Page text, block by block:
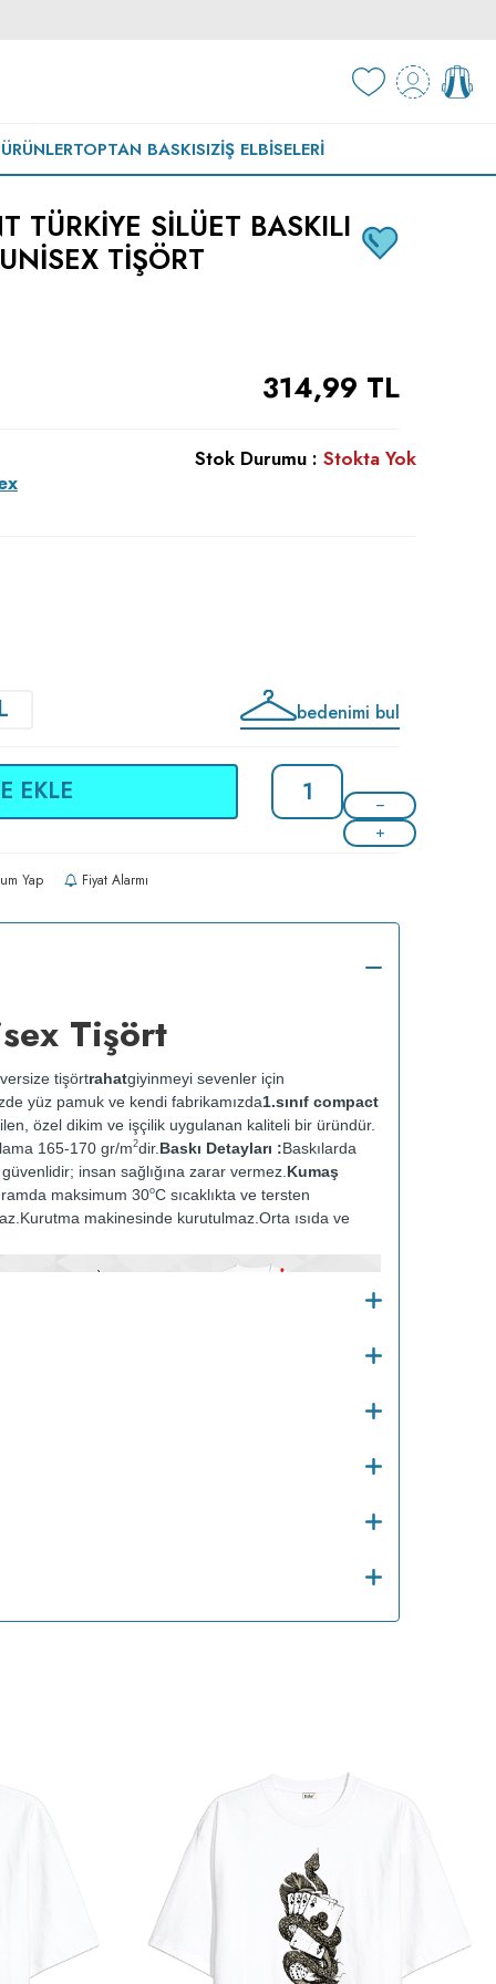
TOPTAN BASKISIZİŞ ELBISELERI
TÜRKIYE SILÜET BASKILI
TIŞÖRT
314,99 TL
Stok Durumu : Stokta Yok
bedenimi bul
EKLE
Yap Fiyat Alarmı
Tişört
tişörtrahatgiyinmeyi sevenler için
yüz pamuk ve kendi fabrikamızda1.sınıf compact
özel dikim ve işçilik uygulanan kaliteli bir üründür.
165-170 gr/m2dir. Baskı Detayları :Baskılarda
insan sağlığına zarar vermez. Kumaş
maksimum 30oC sıcaklıkta ve tersten
Kurutma makinesinde kurutulmaz. Orta ısıda ve